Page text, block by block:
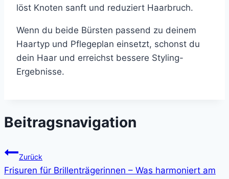
löst Knoten sanft und reduziert Haarbruch.
Wenn du beide Bürsten passend zu deinem
Haartyp und Pflegeplan einsetzt, schonst du
dein Haar und erreichst bessere Styling-
Ergebnisse.
Beitragsnavigation
Zurück
Frisuren für Brillenträgerinnen – Was harmoniert am